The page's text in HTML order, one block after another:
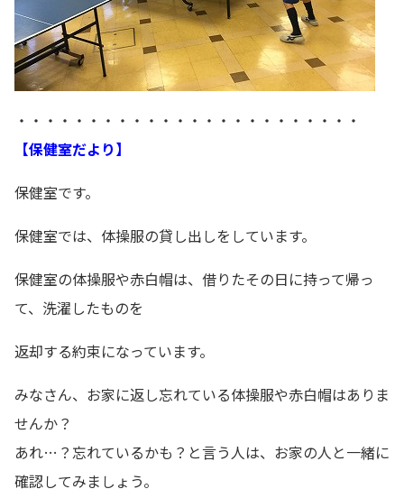
・・・・・・・・・・・・・・・・・・・・・・・・
【保健室だより】
保健室です。
保健室では、体操服の貸し出しをしています。
保健室の体操服や赤白帽は、借りたその日に持って帰っ
て、洗濯したものを
返却する約束になっています。
みなさん、お家に返し忘れている体操服や赤白帽はありま
せんか？
あれ…？忘れているかも？と言う人は、お家の人と一緒に
確認してみましょう。